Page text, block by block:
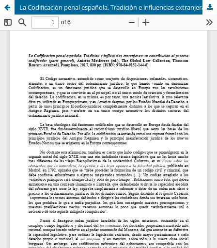
La Codificación penal española. Tradición e influencias extranjeras: su contribución al proceso codificador (parte general), Aniceto Masferrer (ed.), The Global Law Collection, Thomson Reuters Aranzadi, Pamplona, 2017